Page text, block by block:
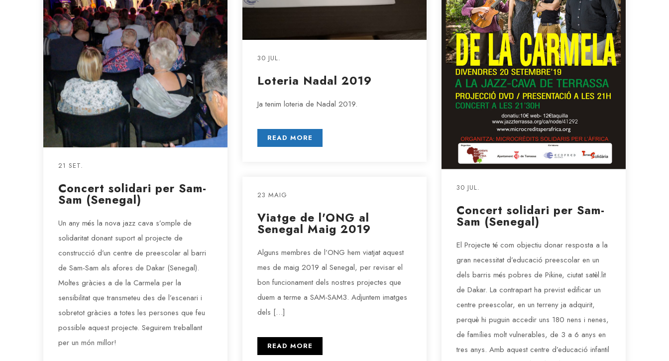
21 SET.
Concert solidari per Sam-
Sam (Senegal)
Un any més la nova jazz cava s’omple de
solidaritat donant suport al projecte de
construcció d’un centre de preescolar al barri
de Sam-Sam als afores de Dakar (Senegal).
Moltes gràcies a de la Carmela per la
sensibilitat que transmeteu des de l’escenari i
sobretot gràcies a totes les persones que feu
possible aquest projecte. Seguirem treballant
per un món millor!
30 JUL.
Loteria Nadal 2019
Ja tenim loteria de Nadal 2019.
READ MORE
30 JUL.
Concert solidari per Sam-
Sam (Senegal)
El Projecte té com objectiu donar resposta a la
gran necessitat d’educació preescolar en un
dels barris més pobres de Pikine, ciutat satèl.lit
de Dakar. La contrapart ha previst edificar un
centre preescolar, en un terreny ja adquirit,
perquè hi puguin accedir uns 180 nens i nenes,
de famílies molt vulnerables, de 3 a 6 anys en
tres anys. Amb aquest centre d’educació infantil
23 MAIG
Viatge de l'ONG al
Senegal Maig 2019
Alguns membres de l’ONG hem viatjat aquest
mes de maig 2019 al Senegal, per revisar el
bon funcionament dels nostres projectes que
duem a terme a SAM-SAM3. Adjuntem imatges
dels […]
READ MORE